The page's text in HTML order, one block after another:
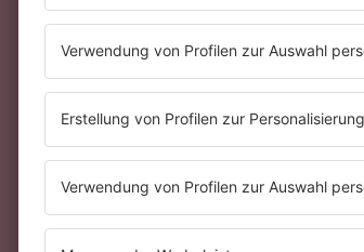
Folge
Sie ist
Podcast